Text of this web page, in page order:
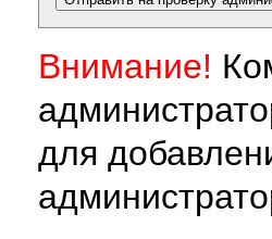
Внимание!
для